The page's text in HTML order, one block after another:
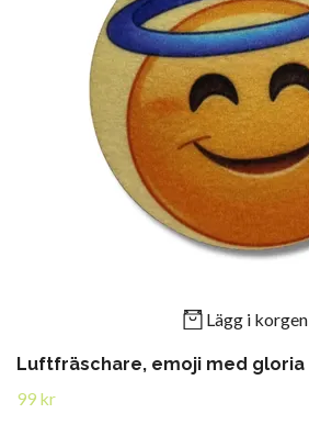
Lägg i korgen
Luftfräschare, emoji med gloria
99 kr